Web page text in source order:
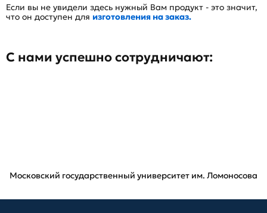
Если вы не увидели здесь нужный Вам продукт - это значит,
что он доступен для изготовления на заказ.
С нами успешно сотрудничают:
Московский государственный университет им. Ломоносова